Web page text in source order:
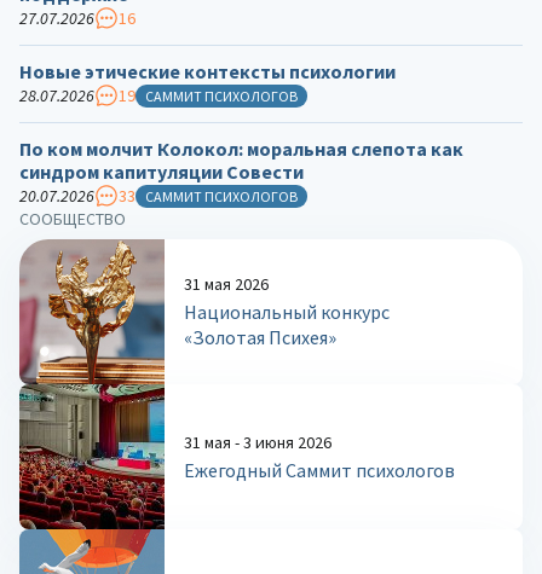
СООБЩЕСТВО
31 мая 2026
Национальный конкурс
«Золотая Психея»
31 мая - 3 июня 2026
Ежегодный Саммит психологов
27.07.2026 16
Новые этические контексты психологии
28.07.2026 19 САММИТ ПСИХОЛОГОВ
По ком молчит Колокол: моральная слепота как
синдром капитуляции Совести
20.07.2026 33 САММИТ ПСИХОЛОГОВ